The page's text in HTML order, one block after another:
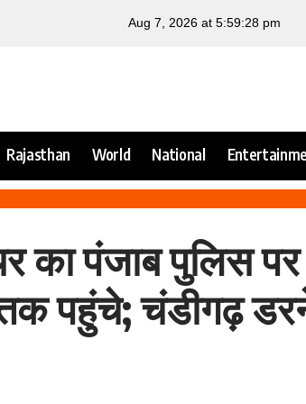
Rajasthan World National
का पंजाब पुलिस
पहुंचे; चंडीगढ़